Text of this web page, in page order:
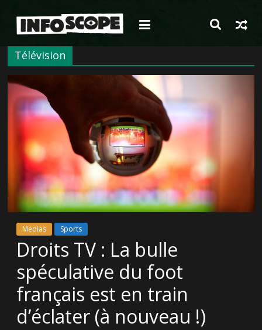
contenu
Télévision
Médias Sports
Droits TV : La bulle
spéculative du foot
français est en train
d’éclater (à nouveau !)